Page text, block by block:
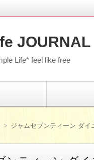
JOURNAL
Life* feel like free
ジャムセブンティーン ダ